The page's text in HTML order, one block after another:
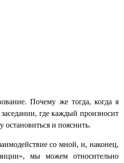
Почему же тогда, когда я
где каждый произносит
и пояснить.
со мной, и, наконец,
мы можем относительно